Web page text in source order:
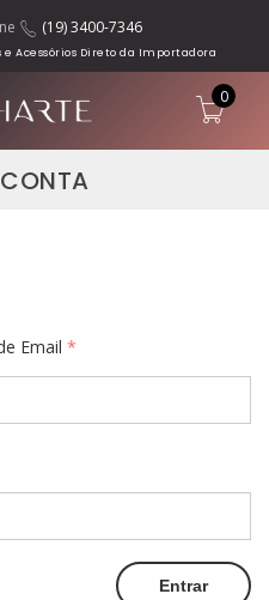
(19) 3400-7346
Acessórios Direto da Importadora
0
Email *